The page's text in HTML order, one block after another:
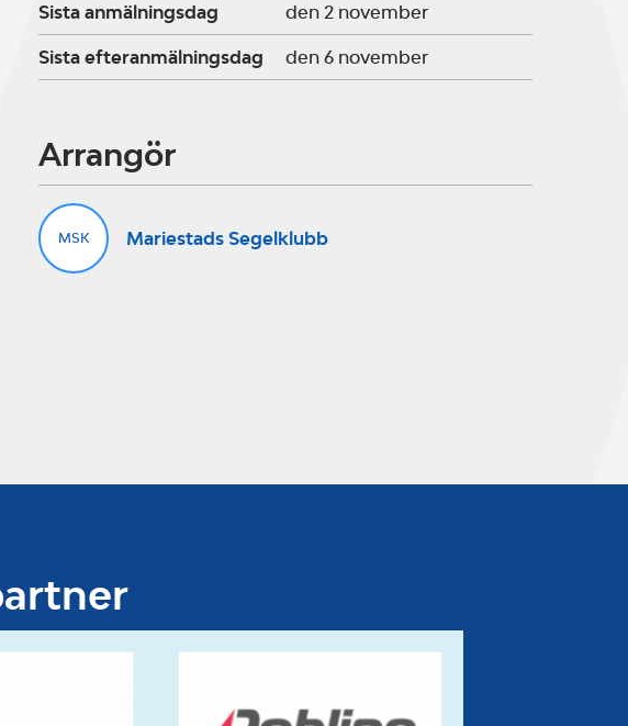
Sista anmälningsdag den 2 november
Sista efteranmälningsdag den 6 november
Arrangör
MSK Mariestads Segelklubb